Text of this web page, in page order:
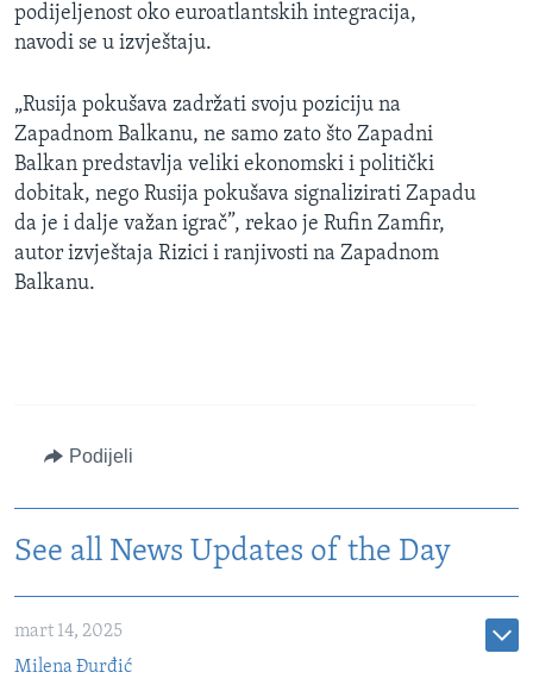
podijeljenost oko euroatlantskih integracija,
navodi se u izvještaju.
„Rusija pokušava zadržati svoju poziciju na
Zapadnom Balkanu, ne samo zato što Zapadni
Balkan predstavlja veliki ekonomski i politički
dobitak, nego Rusija pokušava signalizirati Zapadu
da je i dalje važan igrač”, rekao je Rufin Zamfir,
autor izvještaja Rizici i ranjivosti na Zapadnom
Balkanu.
Podijeli
See all News Updates of the Day
mart 14, 2025
Milena Đurđić